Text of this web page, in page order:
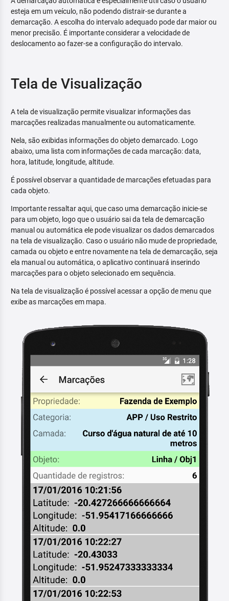
esteja em um veículo, não podendo distrair-se durante a
demarcação. A escolha do intervalo adequado pode dar maior ou
menor precisão. É importante considerar a velocidade de
deslocamento ao fazer-se a configuração do intervalo.
Tela de Visualização
A tela de visualização permite visualizar informações das
marcações realizadas manualmente ou automaticamente.
Nela, são exibidas informações do objeto demarcado. Logo
abaixo, uma lista com informações de cada marcação: data,
hora, latitude, longitude, altitude.
É possível observar a quantidade de marcações efetuadas para
cada objeto.
Importante ressaltar aqui, que caso uma demarcação inicie-se
para um objeto, logo que o usuário sai da tela de demarcação
manual ou automática ele pode visualizar os dados demarcados
na tela de visualização. Caso o usuário não mude de propriedade,
camada ou objeto e entre novamente na tela de demarcação, seja
ela manual ou automática, o aplicativo continuará inserindo
marcações para o objeto selecionado em sequência.
Na tela de visualização é possível acessar a opção de menu que
exibe as marcações em mapa.